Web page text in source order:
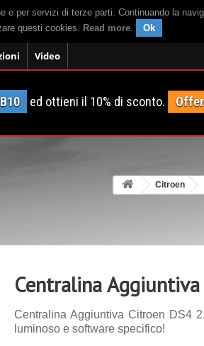
per servizi di terze parti. Continuando la
questi cookies. Read more. Ok
Video
ed ottieni il 10% di sconto.
Citroen
Centralina
Centralina Aggiuntiva Citroen DS4
luminoso e software specifico!